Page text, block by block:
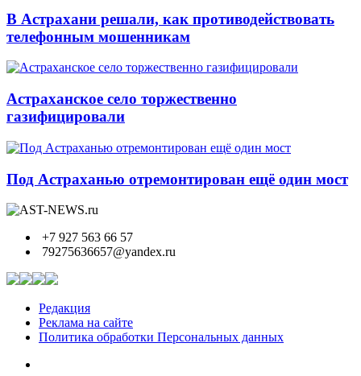
В Астрахани решали, как противодействовать
телефонным мошенникам
Астраханское село торжественно
газифицировали
Под Астраханью отремонтирован ещё один мост
+7 927 563 66 57
79275636657@yandex.ru
Редакция
Реклама на сайте
Политика обработки Персональных данных